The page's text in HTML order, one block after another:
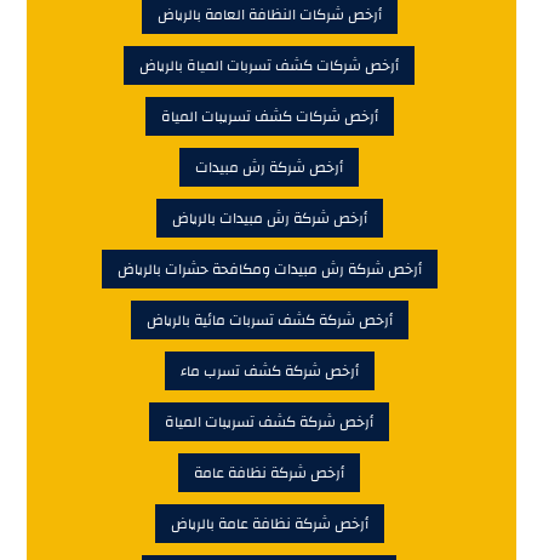
أرخص شركات النظافة العامة بالرياض
أرخص شركات كشف تسربات المياة بالرياض
أرخص شركات كشف تسريبات المياة
أرخص شركة رش مبيدات
أرخص شركة رش مبيدات بالرياض
أرخص شركة رش مبيدات ومكافحة حشرات بالرياض
أرخص شركة كشف تسربات مائية بالرياض
أرخص شركة كشف تسرب ماء
أرخص شركة كشف تسريبات المياة
أرخص شركة نظافة عامة
أرخص شركة نظافة عامة بالرياض